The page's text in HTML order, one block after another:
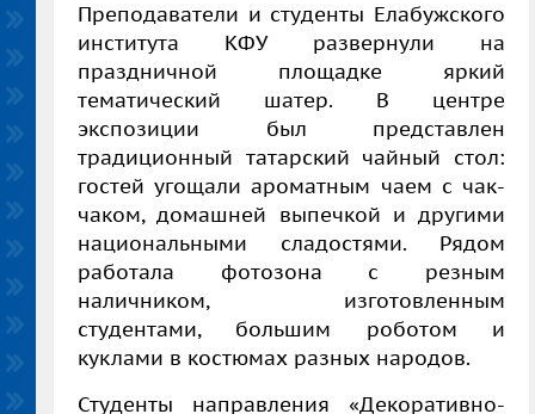
Преподаватели и студенты Елабужского
института КФУ развернули на
праздничной площадке яркий
тематический шатер. В центре
экспозиции был представлен
традиционный татарский чайный стол:
гостей угощали ароматным чаем с чак-
чаком, домашней выпечкой и другими
национальными сладостями. Рядом
работала фотозона с резным
наличником, изготовленным
студентами, большим роботом и
куклами в костюмах разных народов.
Студенты направления «Декоративно-